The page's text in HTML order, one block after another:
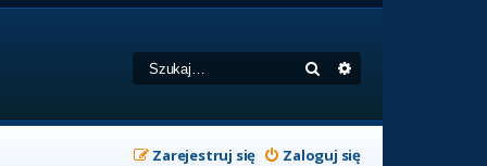
Szukaj
Zaloguj się
Zarejestruj się